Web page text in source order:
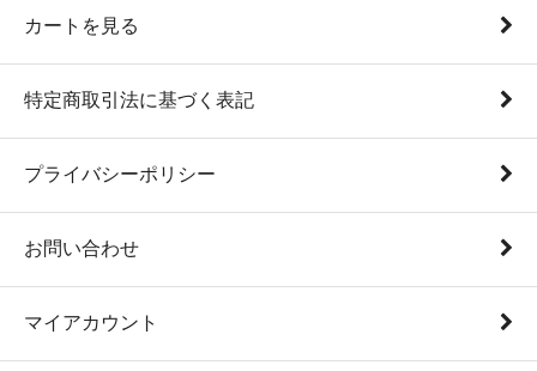
カートを見る
特定商取引法に基づく表記
プライバシーポリシー
お問い合わせ
マイアカウント